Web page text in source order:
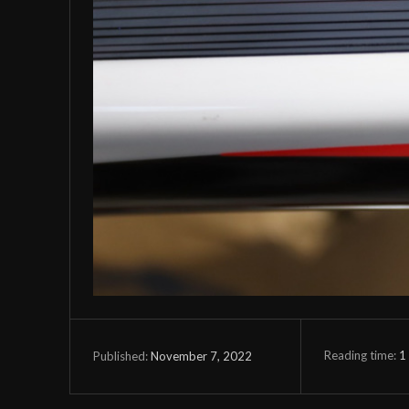
Published:November 7, 2022 Reading time: 1